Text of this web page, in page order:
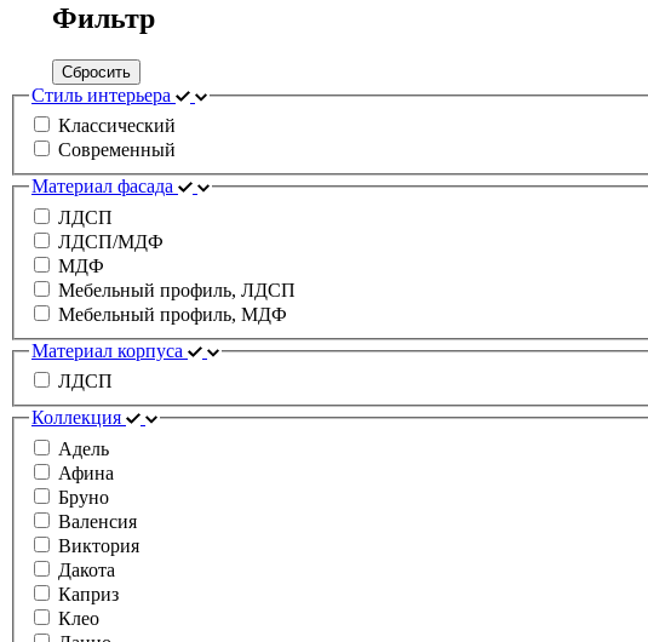
Фильтр
Сбросить
Стиль интерьера
Классический
Современный
Материал фасада
ЛДСП
ЛДСП/МДФ
МДФ
Мебельный профиль, ЛДСП
Мебельный профиль, МДФ
Материал корпуса
ЛДСП
Коллекция
Адель
Афина
Бруно
Валенсия
Виктория
Дакота
Каприз
Клео